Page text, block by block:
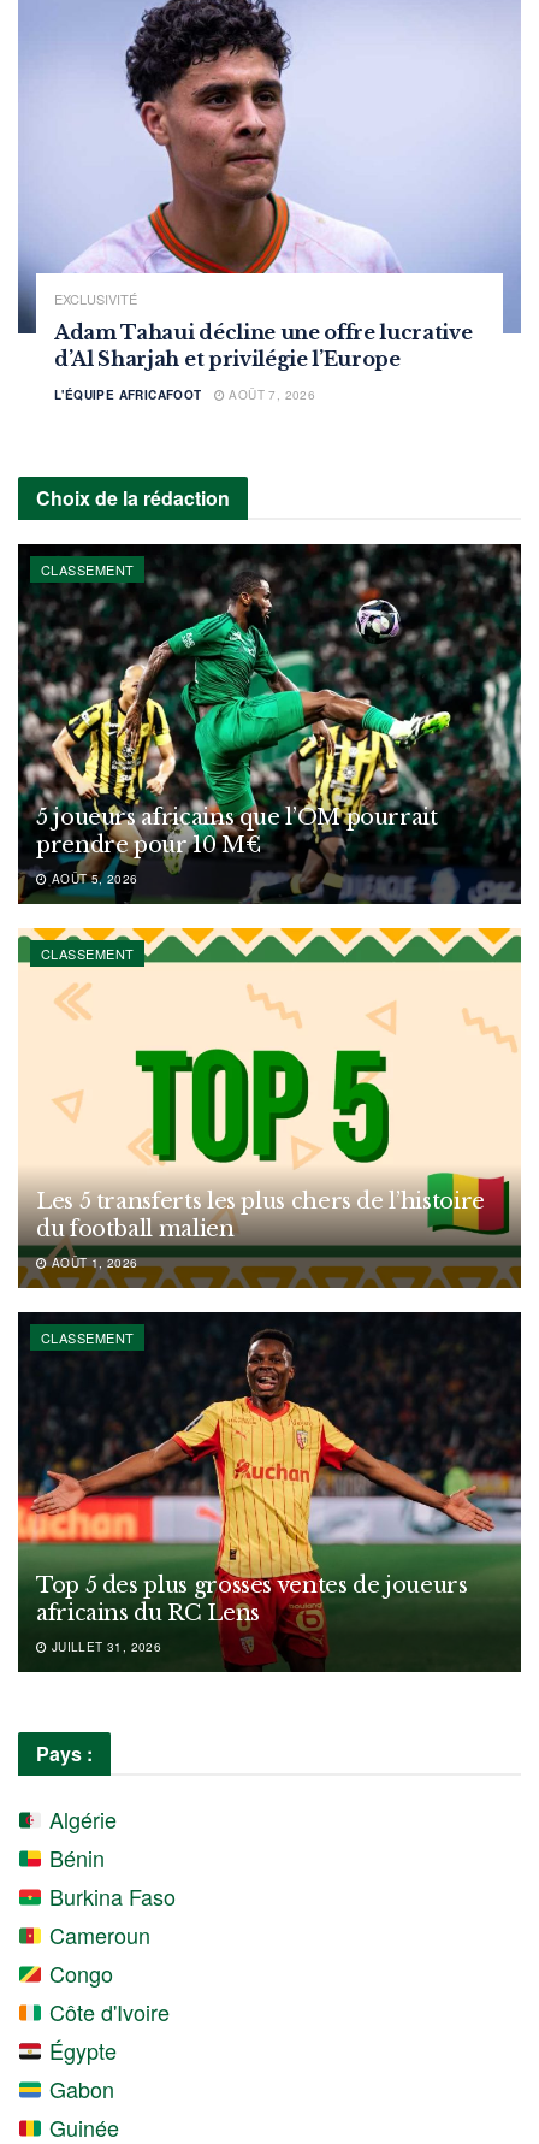
EXCLUSIVITÉ
Adam Tahaui décline une offre lucrative
d’Al Sharjah et privilégie l’Europe
L'ÉQUIPE AFRICAFOOT AOÛT 7, 2026
Choix de la rédaction
CLASSEMENT
5 joueurs africains que l’OM pourrait
prendre pour 10 M€
AOÛT 5, 2026
CLASSEMENT
Les 5 transferts les plus chers de l’histoire
du football malien
AOÛT 1, 2026
CLASSEMENT
Top 5 des plus grosses ventes de joueurs
africains du RC Lens
JUILLET 31, 2026
Pays :
Algérie
Bénin
Burkina Faso
Cameroun
Congo
Côte d'Ivoire
Égypte
Gabon
Guinée